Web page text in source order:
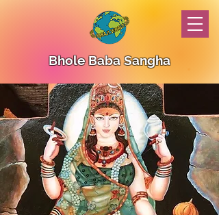
Bhole Baba Sangha